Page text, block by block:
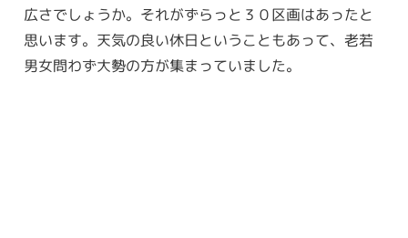
広さでしょうか。それがずらっと３０区画はあったと
思います。天気の良い休日ということもあって、老若
男女問わず大勢の方が集まっていました。